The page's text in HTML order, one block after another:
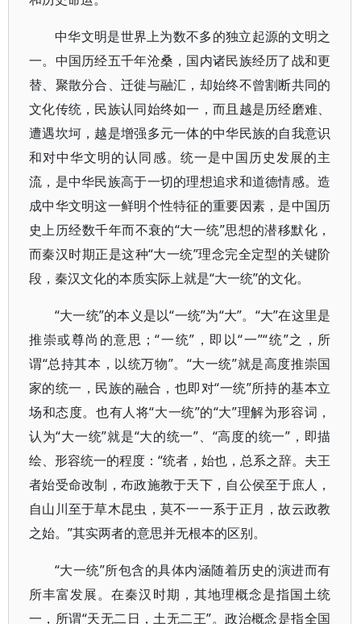
中华文明是世界上为数不多的独立起源的文明之
一。中国历经五千年沧桑，国内诸民族经历了战和更
替、聚散分合、迁徙与融汇，却始终不曾割断共同的
文化传统，民族认同始终如一，而且越是历经磨难、
遭遇坎坷，越是增强多元一体的中华民族的自我意识
和对中华文明的认同感。统一是中国历史发展的主
流，是中华民族高于一切的理想追求和道德情感。造
成中华文明这一鲜明个性特征的重要因素，是中国历
史上历经数千年而不衰的“大一统”思想的潜移默化，
而秦汉时期正是这种“大一统”理念完全定型的关键阶
段，秦汉文化的本质实际上就是“大一统”的文化。
“大一统”的本义是以“一统”为“大”。“大”在这里是
推崇或尊尚的意思；“一统”，即以“一”“统”之，所
谓“总持其本，以统万物”。“大一统”就是高度推崇国
家的统一，民族的融合，也即对“一统”所持的基本立
场和态度。也有人将“大一统”的“大”理解为形容词，
认为“大一统”就是“大的统一”、“高度的统一”，即描
绘、形容统一的程度：“统者，始也，总系之辞。夫王
者始受命改制，布政施教于天下，自公侯至于庶人，
自山川至于草木昆虫，莫不一一系于正月，故云政教
之始。”其实两者的意思并无根本的区别。
“大一统”所包含的具体内涵随着历史的演进而有
所丰富发展。在秦汉时期，其地理概念是指国土统
一，所谓“天无二日，土无二王”。政治概念是指全国